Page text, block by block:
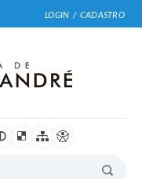
LOGIN / CADASTRO